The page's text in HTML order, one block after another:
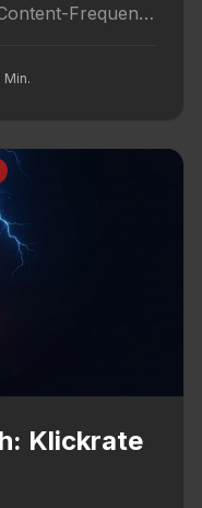
Frequenz
Min.
Klickrate